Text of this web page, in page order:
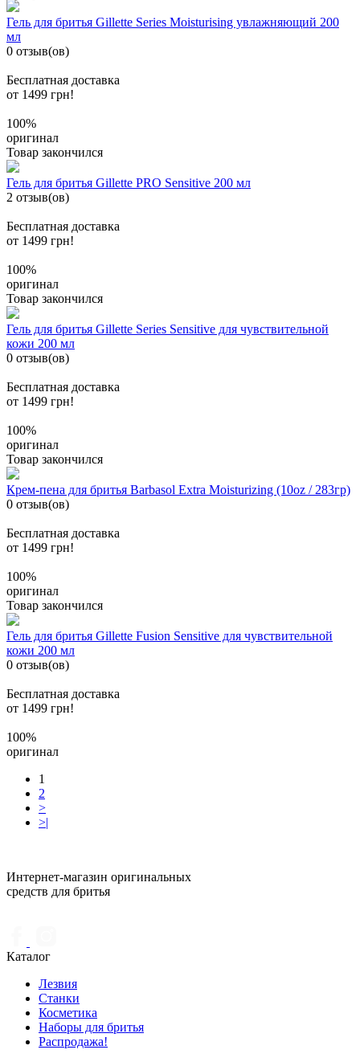
Гель для бритья Gillette Series Moisturising увлажняющий 200
мл
0 отзыв(ов)
Бесплатная доставка
от 1499 грн!
100%
оригинал
Товар закончился
Гель для бритья Gillette PRO Sensitive 200 мл
2 отзыв(ов)
Бесплатная доставка
от 1499 грн!
100%
оригинал
Товар закончился
Гель для бритья Gillette Series Sensitive для чувствительной
кожи 200 мл
0 отзыв(ов)
Бесплатная доставка
от 1499 грн!
100%
оригинал
Товар закончился
Крем-пена для бритья Barbasol Extra Moisturizing (10oz / 283гр)
0 отзыв(ов)
Бесплатная доставка
от 1499 грн!
100%
оригинал
Товар закончился
Гель для бритья Gillette Fusion Sensitive для чувствительной
кожи 200 мл
0 отзыв(ов)
Бесплатная доставка
от 1499 грн!
100%
оригинал
1
2
>
>|
Интернет-магазин оригинальных
средств для бритья
Каталог
Лезвия
Станки
Косметика
Наборы для бритья
Распродажа!